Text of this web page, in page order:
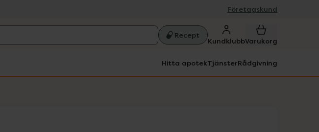
Företagskund
Recept
KundklubbVarukorg
Hitta apotekTjänsterRådgivning